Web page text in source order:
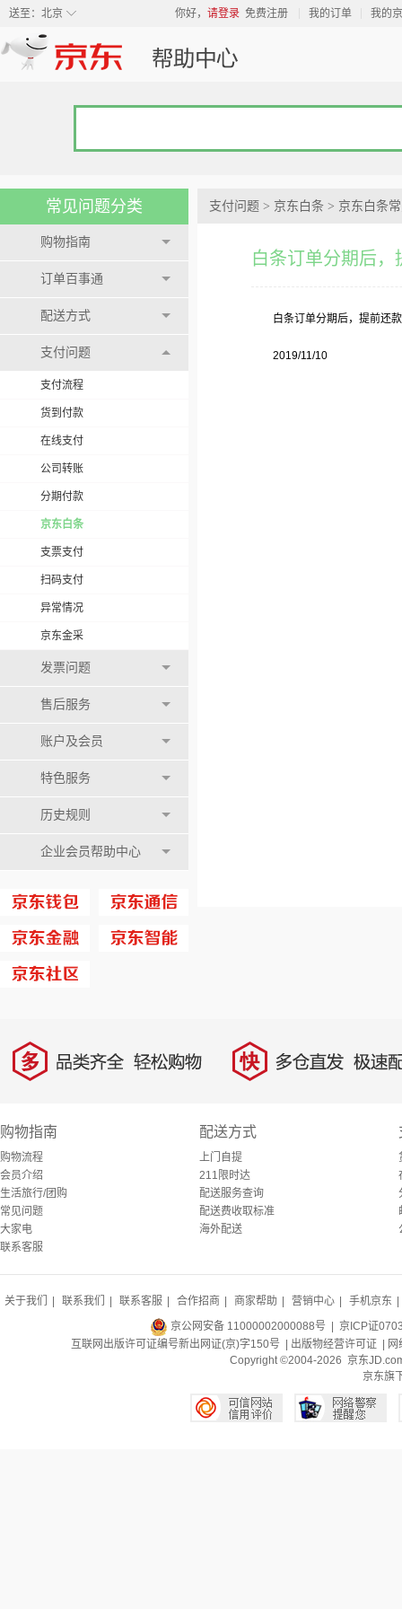
◇
送至： 北京 你好， 请登录 免费注册 我的订单 我的
常见问题分类
购物指南
订单百事通
配送方式
支付问题
支付流程
货到付款
在线支付
公司转账
分期付款
京东白条
支票支付
扫码支付
异常情况
京东金采
发票问题
售后服务
账户及会员
特色服务
历史规则
企业会员帮助中心
支付问题 > 京东白条 > 京东白条
白条订单分期后
白条订单分期后，提前还
2019/11/10
多 品类齐全，轻松购物 快 多仓直发，极速配
购物指南
购物流程
会员介绍
生活旅行/团购
常见问题
大家电
联系客服
配送方式
上门自提
211限时达
配送服务查询
配送费收取标准
海外配送
关于我们 联系我们 联系客服 合作招商 商家帮助 营销中心 手机京东
京公网安备 11000002000088号 | 京ICP证
互联网出版许可证编号新出网证(京)字150号 | 出版物经营许可证
Copyright ©2004-2026 京东
京东旗